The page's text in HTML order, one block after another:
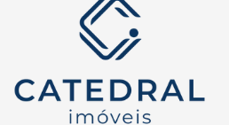
Página inicial